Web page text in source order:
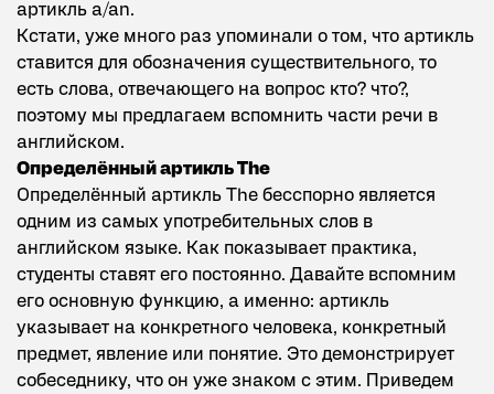
артикль a/an.
Кстати, уже много раз упоминали о том, что артикль
ставится для обозначения существительного, то
есть слова, отвечающего на вопрос кто? что?,
поэтому мы предлагаем вспомнить части речи в
английском.
Определённый артикль The
Определённый артикль The бесспорно является
одним из самых употребительных слов в
английском языке. Как показывает практика,
студенты ставят его постоянно. Давайте вспомним
его основную функцию, а именно: артикль
указывает на конкретного человека, конкретный
предмет, явление или понятие. Это демонстрирует
собеседнику, что он уже знаком с этим. Приведем